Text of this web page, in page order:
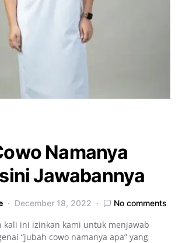
Namanya
Jawabannya
December 18, 2022 No comments
kali ini izinkan kami untuk menjawab
“jubah cowo namanya apa” yang